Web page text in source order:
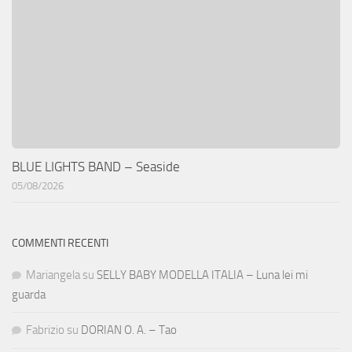
BLUE LIGHTS BAND – Seaside
05/08/2026
COMMENTI RECENTI
Mariangela su SELLY BABY MODELLA ITALIA – Luna lei mi
guarda
Fabrizio su DORIAN O. A. – Tao